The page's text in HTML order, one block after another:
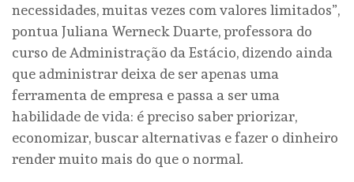
necessidades, muitas vezes com valores limitados”,
pontua Juliana Werneck Duarte, professora do
curso de Administração da Estácio, dizendo ainda
que administrar deixa de ser apenas uma
ferramenta de empresa e passa a ser uma
habilidade de vida: é preciso saber priorizar,
economizar, buscar alternativas e fazer o dinheiro
render muito mais do que o normal.